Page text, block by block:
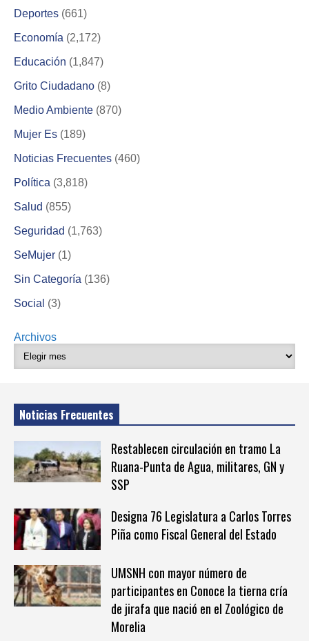
Deportes (661)
Economía (2,172)
Educación (1,847)
Grito Ciudadano (8)
Medio Ambiente (870)
Mujer Es (189)
Noticias Frecuentes (460)
Política (3,818)
Salud (855)
Seguridad (1,763)
SeMujer (1)
Sin Categoría (136)
Social (3)
Archivos
Noticias Frecuentes
Restablecen circulación en tramo La
Ruana-Punta de Agua, militares, GN y
SSP
Designa 76 Legislatura a Carlos Torres
Piña como Fiscal General del Estado
UMSNH con mayor número de
participantes en Conoce la tierna cría
de jirafa que nació en el Zoológico de
Morelia